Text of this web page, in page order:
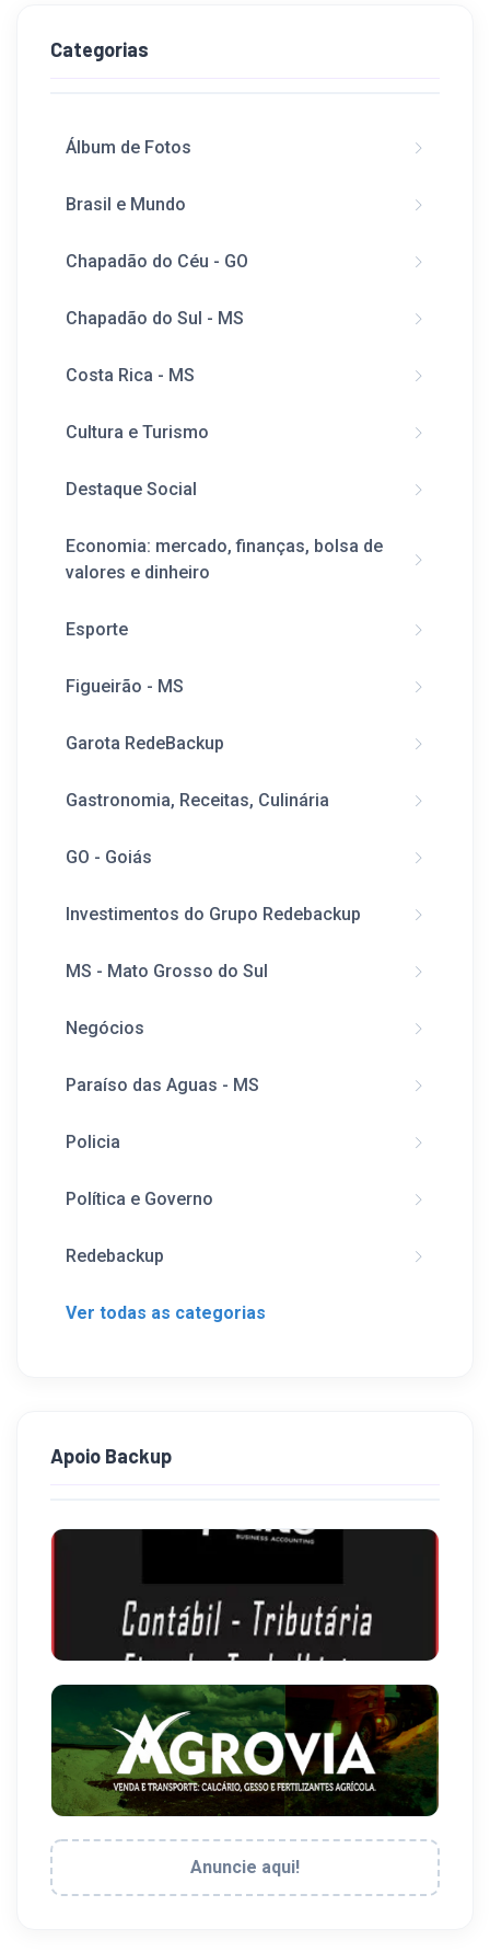
Categorias
Álbum de Fotos
Brasil e Mundo
Chapadão do Céu - GO
Chapadão do Sul - MS
Costa Rica - MS
Cultura e Turismo
Destaque Social
Economia: mercado, finanças, bolsa de
valores e dinheiro
Esporte
Figueirão - MS
Garota RedeBackup
Gastronomia, Receitas, Culinária
GO - Goiás
Investimentos do Grupo Redebackup
MS - Mato Grosso do Sul
Negócios
Paraíso das Aguas - MS
Policia
Política e Governo
Redebackup
Ver todas as categorias
Apoio Backup
Anuncie aqui!